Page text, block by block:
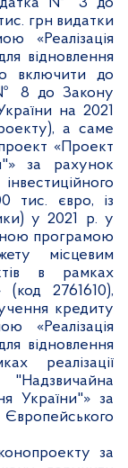
грн видатки
«Реалізація
відновлення
включити до
№ 8 до Закону
на 2021
а саме
«Проект
за рахунок
тис. євро, із
у 2021 р. у
програмою
місцевим
в рамках
(код 2761610),
кредиту
«Реалізація
відновлення
реалізації
"Надзвичайна
України"» за
за